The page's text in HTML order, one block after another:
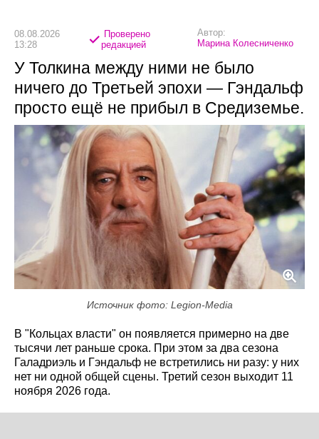
08.08.2026
13:28
Проверено
редакцией
Автор:
Марина Колесниченко
У Толкина между ними не было
ничего до Третьей эпохи — Гэндальф
просто ещё не прибыл в Средиземье.
Источник фото: Legion-Media
В "Кольцах власти" он появляется примерно на две
тысячи лет раньше срока. При этом за два сезона
Галадриэль и Гэндальф не встретились ни разу: у них
нет ни одной общей сцены. Третий сезон выходит 11
ноября 2026 года.